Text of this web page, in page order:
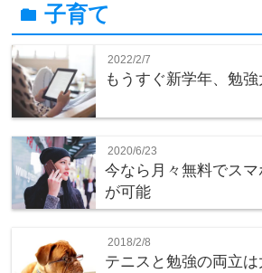
folder子育て
2022/2/7
もうすぐ新学年、勉強
2020/6/23
今なら月々無料でス
が可能
2018/2/8
テニスと勉強の両立